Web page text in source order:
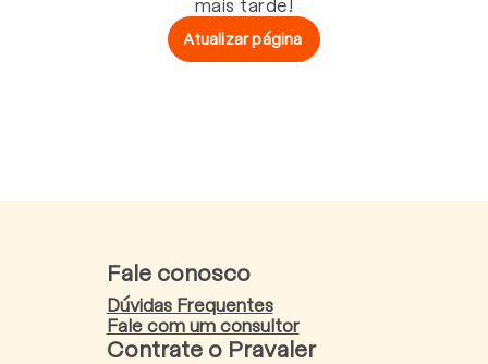
mais tarde!
Atualizar página
Fale conosco
Dúvidas Frequentes
Fale com um consultor
Contrate o Pravaler